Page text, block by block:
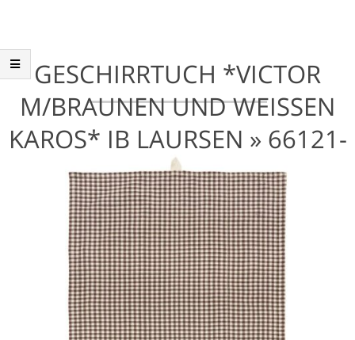
GESCHIRRTUCH *VICTOR
M/BRAUNEN UND WEISSEN
KAROS* IB LAURSEN » 66121-
14